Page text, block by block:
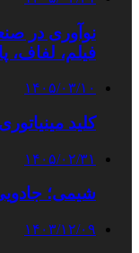
نوآوری در
فیلم،
۱۴۰۵/۰۳/۱۰
کلید
۱۴۰۵/۰۲/۳۱
شیمی؛
۱۴۰۳/۱۲/۰۹